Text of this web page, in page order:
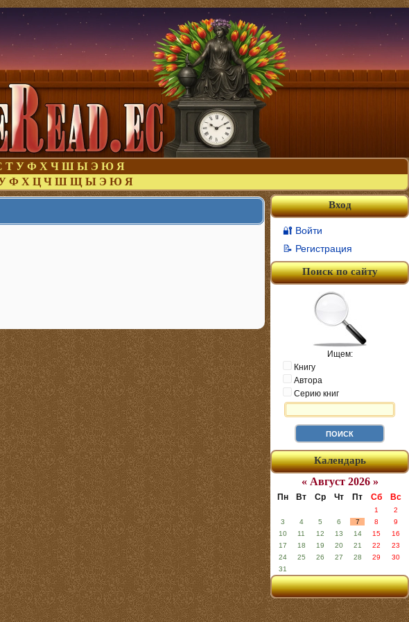
Т У Ф Х Ч Ш Ы Э Ю Я
Ф Х Ц Ч Ш Щ Ы Э Ю Я
Вход
🔐 Войти
📝 Регистрация
Поиск по сайту
Ищем:
Книгу
Автора
Серию книг
Календарь
« Август 2026 »
Пн Вт Ср Чт Пт Сб Вс
1
2
3
4 5 6 7 8
9
10
11 12 13 14 15
16
17
18 19 20 21 22
23
24
25 26 27 28 29
30
31